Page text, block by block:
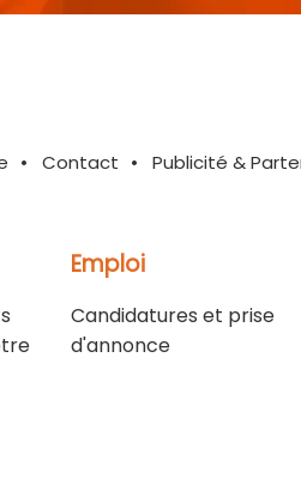
Contact Publicité &
Emploi
Candidatures et prise
d'annonce